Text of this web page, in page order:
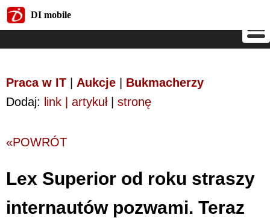
DI mobile
Praca w IT Aukcje
Bukmacherzy
Dodaj: link | artykuł| stronę
«POWRÓT
Lex Superior od roku straszy
internautów pozwami. Teraz
DI mobile